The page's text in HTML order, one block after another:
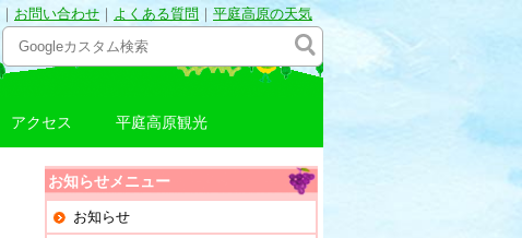
｜ お問い合わせ ｜ よくある質問 ｜ 平庭高原の天気
アクセス 平庭高原観光
お知らせメニュー
お知らせ